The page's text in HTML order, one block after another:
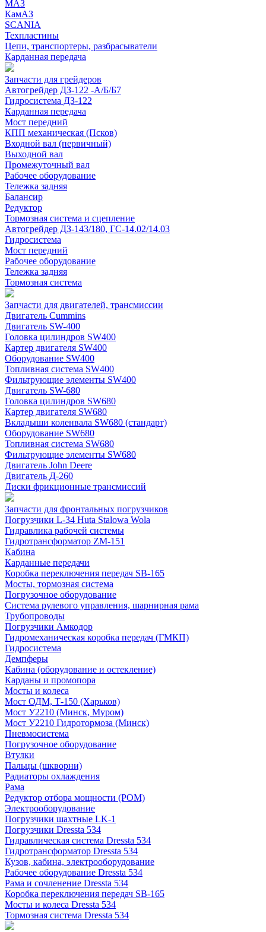
МАЗ
КамАЗ
SCANIA
Техпластины
Цепи, транспортеры, разбрасыватели
Карданная передача
Запчасти для грейдеров
Автогрейдер ДЗ-122 -А/Б/Б7
Гидросистема ДЗ-122
Карданная передача
Мост передний
КПП механическая (Псков)
Входной вал (первичный)
Выходной вал
Промежуточный вал
Рабочее оборудование
Тележка задняя
Балансир
Редуктор
Тормозная система и сцепление
Автогрейдер ДЗ-143/180, ГС-14.02/14.03
Гидросистема
Мост передний
Рабочее оборудование
Тележка задняя
Тормозная система
Запчасти для двигателей, трансмиссии
Двигатель Cummins
Двигатель SW-400
Головка цилиндров SW400
Картер двигателя SW400
Оборудование SW400
Топливная система SW400
Фильтрующие элементы SW400
Двигатель SW-680
Головка цилиндров SW680
Картер двигателя SW680
Вкладыши коленвала SW680 (стандарт)
Оборудование SW680
Топливная система SW680
Фильтрующие элементы SW680
Двигатель John Deere
Двигатель Д-260
Диски фрикционные трансмиссий
Запчасти для фронтальных погрузчиков
Погрузчики L-34 Huta Stalowa Wola
Гидравлика рабочей системы
Гидротрансформатор ZM-151
Кабина
Карданные передачи
Коробка переключения передач SB-165
Мосты, тормозная система
Погрузочное оборудование
Система рулевого управления, шарнирная рама
Трубопроводы
Погрузчики Амкодор
Гидромеханическая коробка передач (ГМКП)
Гидросистема
Демпферы
Кабина (оборудование и остекление)
Карданы и промопора
Мосты и колеса
Мост ОДМ, Т-150 (Харьков)
Мост У2210 (Минск, Муром)
Мост У2210 Гидротормоза (Минск)
Пневмосистема
Погрузочное оборудование
Втулки
Пальцы (шкворни)
Радиаторы охлаждения
Рама
Редуктор отбора мощности (РОМ)
Электрооборудование
Погрузчики шахтные LK-1
Погрузчики Dressta 534
Гидравлическая система Dressta 534
Гидротрансформатор Dressta 534
Кузов, кабина, электрооборудование
Рабочее оборудование Dressta 534
Рама и сочленение Dressta 534
Коробка переключения передач SB-165
Мосты и колеса Dressta 534
Тормозная система Dressta 534